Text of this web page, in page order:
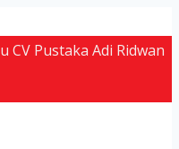
CV Pustaka Adi Ridwan